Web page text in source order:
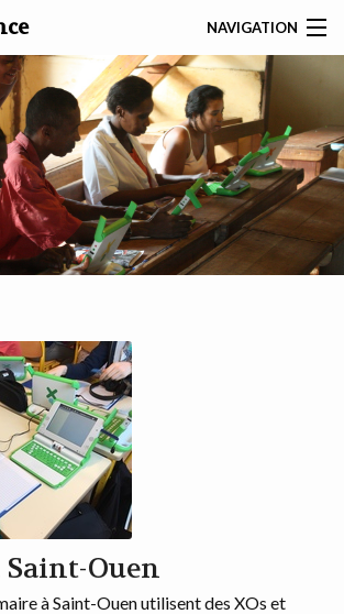
NAVIGATION
Saint-Ouen
à Saint-Ouen utilisent des XOs et